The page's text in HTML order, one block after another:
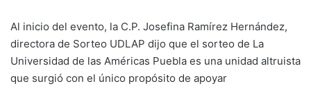
Al inicio del evento, la C.P. Josefina Ramírez Hernández,
directora de Sorteo UDLAP dijo que el sorteo de La
Universidad de las Américas Puebla es una unidad altruista
que surgió con el único propósito de apoyar